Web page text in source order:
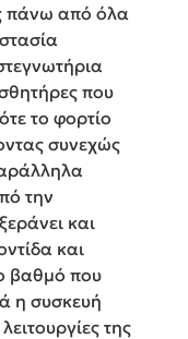
πάνω από όλα
που
το φορτίο
συνεχώς
την
και
και
βαθμό που
η συσκευή
της